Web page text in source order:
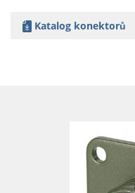
Katalog konektorů